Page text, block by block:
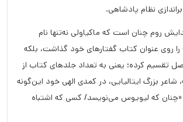
نظام پادشاهی.
روم چنان است که ماکیاولی نه‌تنها نام
روی عنوان کتاب گفتارهای خود گذاشت، بلکه
را به ۱۴۲ فصل تقسیم کرده؛ یعنی به تعداد جلدهای کتاب از
شاعر بزرگ ایتالیایی، در کمدی الهی خود این‌گونه
«چنان که لیویوس می‌نویسد/ کسی که اشتباه